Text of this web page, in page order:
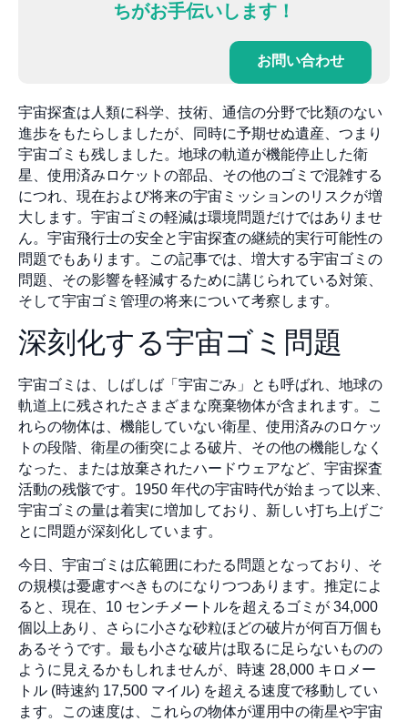
ちがお手伝いします！
お問い合わせ
宇宙探査は人類に科学、技術、通信の分野で比類のない
進歩をもたらしましたが、同時に予期せぬ遺産、つまり
宇宙ゴミも残しました。地球の軌道が機能停止した衛
星、使用済みロケットの部品、その他のゴミで混雑する
につれ、現在および将来の宇宙ミッションのリスクが増
大します。宇宙ゴミの軽減は環境問題だけではありませ
ん。宇宙飛行士の安全と宇宙探査の継続的実行可能性の
問題でもあります。この記事では、増大する宇宙ゴミの
問題、その影響を軽減するために講じられている対策、
そして宇宙ゴミ管理の将来について考察します。
深刻化する宇宙ゴミ問題
宇宙ゴミは、しばしば「宇宙ごみ」とも呼ばれ、地球の
軌道上に残されたさまざまな廃棄物体が含まれます。こ
れらの物体は、機能していない衛星、使用済みのロケッ
トの段階、衛星の衝突による破片、その他の機能しなく
なった、または放棄されたハードウェアなど、宇宙探査
活動の残骸です。1950 年代の宇宙時代が始まって以来、
宇宙ゴミの量は着実に増加しており、新しい打ち上げご
とに問題が深刻化しています。
今日、宇宙ゴミは広範囲にわたる問題となっており、そ
の規模は憂慮すべきものになりつつあります。推定によ
ると、現在、10 センチメートルを超えるゴミが 34,000
個以上あり、さらに小さな砂粒ほどの破片が何百万個も
あるそうです。最も小さな破片は取るに足らないものの
ように見えるかもしれませんが、時速 28,000 キロメー
トル (時速約 17,500 マイル) を超える速度で移動してい
ます。この速度は、これらの物体が運用中の衛星や宇宙